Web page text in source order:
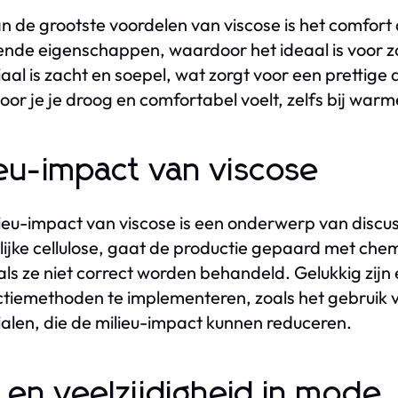
de grootste voordelen van viscose is het
eigenschappen, waardoor het ideaal is voor
is zacht en soepel, wat zorgt voor een
je je droog en comfortabel voelt, zelfs bij
impact van viscose
impact van viscose is een onderwerp van
cellulose, gaat de productie gepaard met
ze niet correct worden behandeld. Gelukkig
te implementeren, zoals het gebruik
die de milieu-impact kunnen reduceren.